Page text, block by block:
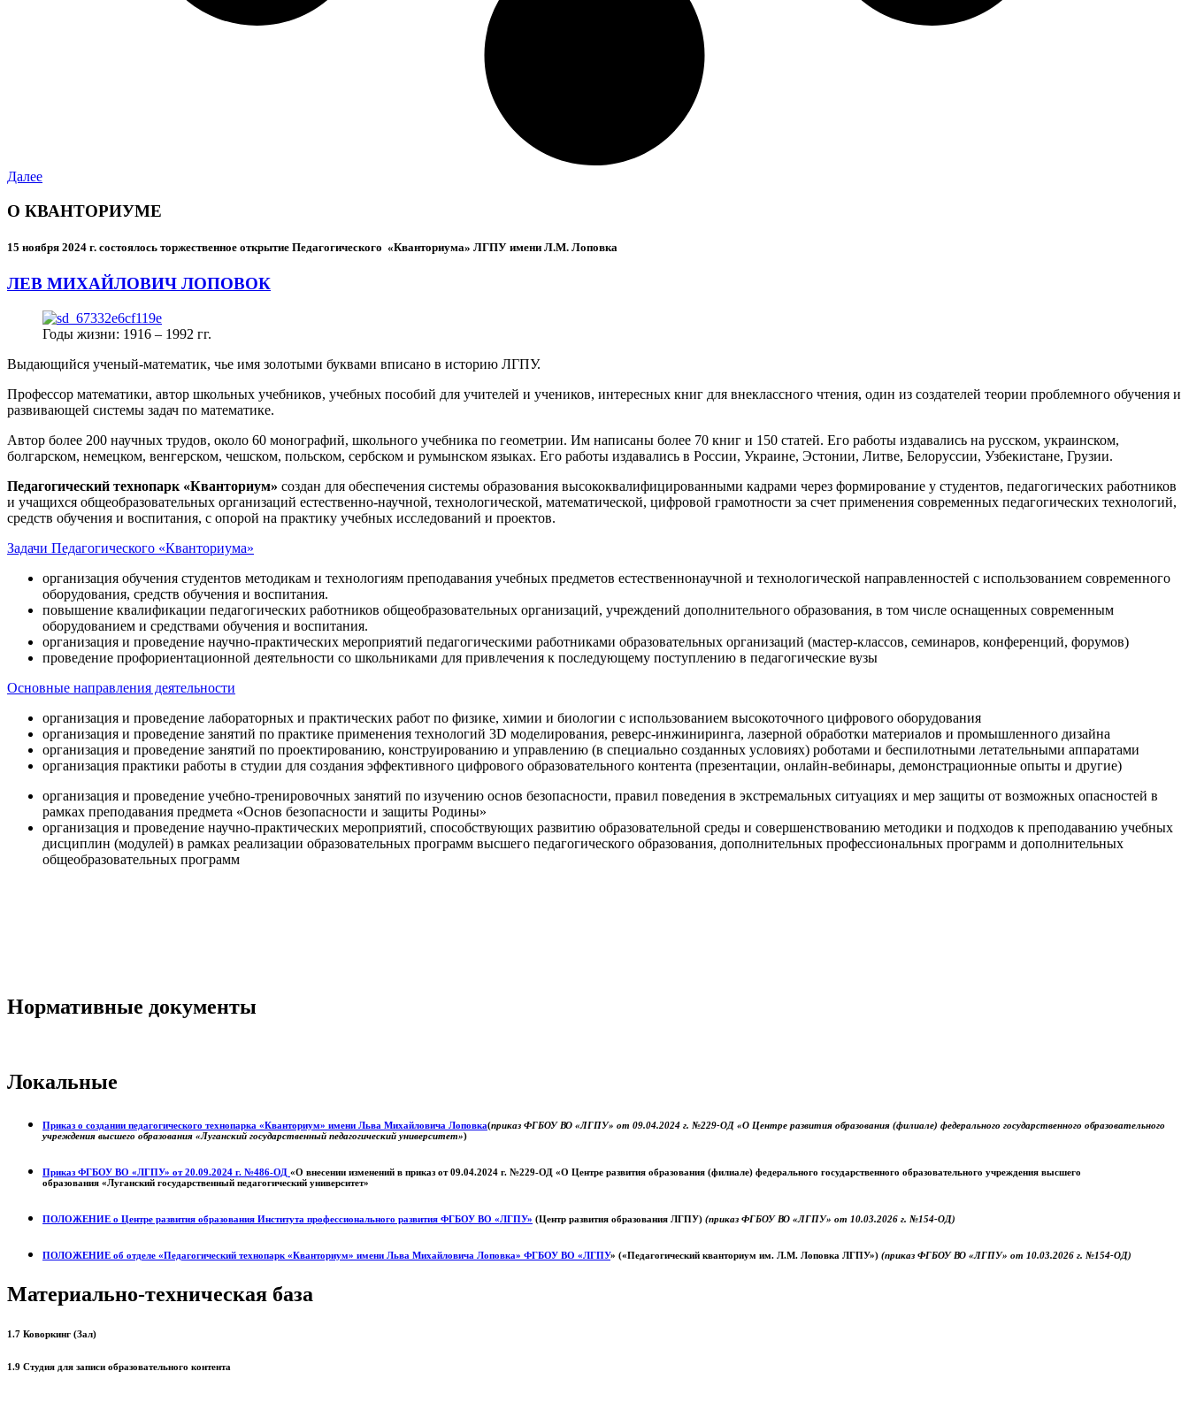
Далее
О КВАНТОРИУМЕ
15 ноября 2024 г. состоялось торжественное открытие Педагогического «Кванториума» ЛГПУ имени Л.М. Лоповка
ЛЕВ МИХАЙЛОВИЧ ЛОПОВОК
Годы жизни: 1916 – 1992 гг.
Выдающийся ученый-математик, чье имя золотыми буквами вписано в историю ЛГПУ.
Профессор математики, автор школьных учебников, учебных пособий для учителей и учеников, интересных книг для внеклассного чтения, один из создателей теории проблемного обучения и
развивающей системы задач по математике.
Автор более 200 научных трудов, около 60 монографий, школьного учебника по геометрии. Им написаны более 70 книг и 150 статей. Его работы издавались на русском, украинском,
болгарском, немецком, венгерском, чешском, польском, сербском и румынском языках. Его работы издавались в России, Украине, Эстонии, Литве, Белоруссии, Узбекистане, Грузии.
Педагогический технопарк «Кванториум» создан для обеспечения системы образования высококвалифицированными кадрами через формирование у студентов, педагогических работников
и учащихся общеобразовательных организаций естественно-научной, технологической, математической, цифровой грамотности за счет применения современных педагогических технологий,
средств обучения и воспитания, с опорой на практику учебных исследований и проектов.
Задачи Педагогического «Кванториума»
организация обучения студентов методикам и технологиям преподавания учебных предметов естественнонаучной и технологической направленностей с использованием современного
оборудования, средств обучения и воспитания.
повышение квалификации педагогических работников общеобразовательных организаций, учреждений дополнительного образования, в том числе оснащенных современным
оборудованием и средствами обучения и воспитания.
организация и проведение научно-практических мероприятий педагогическими работниками образовательных организаций (мастер-классов, семинаров, конференций, форумов)
проведение профориентационной деятельности со школьниками для привлечения к последующему поступлению в педагогические вузы
Основные направления деятельности
организация и проведение лабораторных и практических работ по физике, химии и биологии с использованием высокоточного цифрового оборудования
организация и проведение занятий по практике применения технологий 3D моделирования, реверс-инжиниринга, лазерной обработки материалов и промышленного дизайна
организация и проведение занятий по проектированию, конструированию и управлению (в специально созданных условиях) роботами и беспилотными летательными аппаратами
организация практики работы в студии для создания эффективного цифрового образовательного контента (презентации, онлайн-вебинары, демонстрационные опыты и другие)
организация и проведение учебно-тренировочных занятий по изучению основ безопасности, правил поведения в экстремальных ситуациях и мер защиты от возможных опасностей в
рамках преподавания предмета «Основ безопасности и защиты Родины»
организация и проведение научно-практических мероприятий, способствующих развитию образовательной среды и совершенствованию методики и подходов к преподаванию учебных
дисциплин (модулей) в рамках реализации образовательных программ высшего педагогического образования, дополнительных профессиональных программ и дополнительных
общеобразовательных программ
Нормативные документы
Локальные
Приказ о создании педагогического технопарка «Кванториум» имени Льва Михайловича Лоповка(приказ ФГБОУ ВО «ЛГПУ» от 09.04.2024 г. №229-ОД «О Центре развития образования (филиале) федерального государственного образовательного
учреждения высшего образования «Луганский государственный педагогический университет»)
Приказ ФГБОУ ВО «ЛГПУ» от 20.09.2024 г. №486-ОД «О внесении изменений в приказ от 09.04.2024 г. №229-ОД «О Центре развития образования (филиале) федерального государственного образовательного учреждения высшего
образования «Луганский государственный педагогический университет»
ПОЛОЖЕНИЕ о Центре развития образования Института профессионального развития ФГБОУ ВО «ЛГПУ» (Центр развития образования ЛГПУ) (приказ ФГБОУ ВО «ЛГПУ» от 10.03.2026 г. №154-ОД)
ПОЛОЖЕНИЕ об отделе «Педагогический технопарк «Кванториум» имени Льва Михайловича Лоповка» ФГБОУ ВО «ЛГПУ» («Педагогический кванториум им. Л.М. Лоповка ЛГПУ») (приказ ФГБОУ ВО «ЛГПУ» от 10.03.2026 г. №154-ОД)
Материально-техническая база
1.7 Коворкинг (Зал)
1.9 Студия для записи образовательного контента